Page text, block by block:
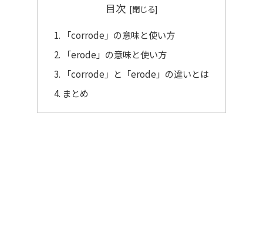
目次
「corrode」の意味と使い方
「erode」の意味と使い方
「corrode」と「erode」の違いとは
まとめ